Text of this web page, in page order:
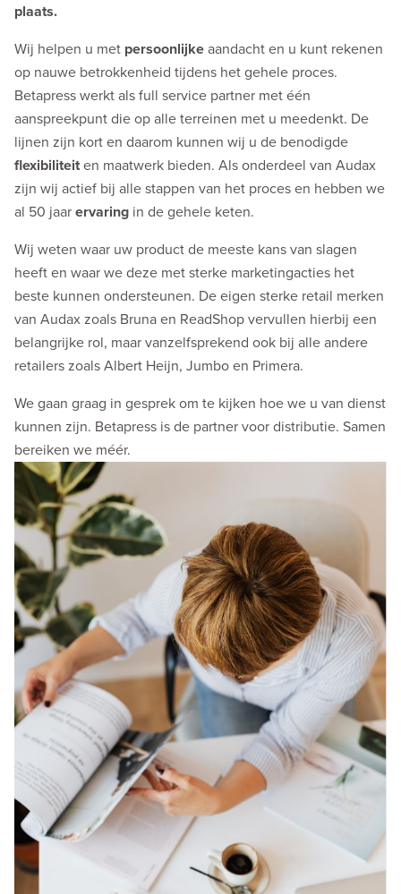
plaats.
Wij helpen u met persoonlijke aandacht en u kunt rekenen
op nauwe betrokkenheid tijdens het gehele proces.
Betapress werkt als full service partner met één
aanspreekpunt die op alle terreinen met u meedenkt. De
lijnen zijn kort en daarom kunnen wij u de benodigde
flexibiliteiten maatwerk bieden. Als onderdeel van Audax
zijn wij actief bij alle stappen van het proces en hebben we
al 50 jaar ervaring in de gehele keten.
Wij weten waar uw product de meeste kans van slagen
heeft en waar we deze met sterke marketingacties het
beste kunnen ondersteunen. De eigen sterke retail merken
van Audax zoals Bruna en ReadShop vervullen hierbij een
belangrijke rol, maar vanzelfsprekend ook bij alle andere
retailers zoals Albert Heijn, Jumbo en Primera.
We gaan graag in gesprek om te kijken hoe we u van dienst
kunnen zijn. Betapress is de partner voor distributie. Samen
bereiken we méér.